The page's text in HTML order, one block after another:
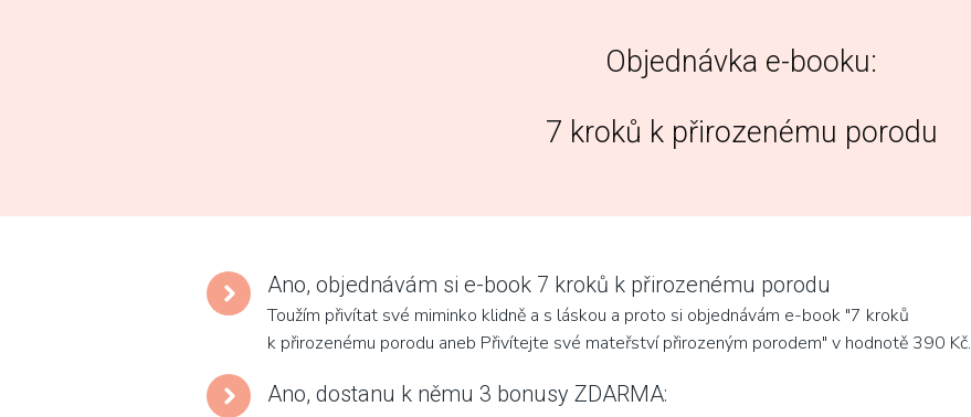
Objednávka e-booku:
7 kroků k přirozenému porodu
Ano, objednávám si e-book 7 kroků k přirozenému porodu
Toužím přivítat své miminko klidně a s láskou a proto si objednávám e-book "7 kroků
k přirozenému porodu aneb Přivítejte své mateřství přirozeným porodem" v hodnotě 390 Kč.
Ano, dostanu k němu 3 bonusy ZDARMA: